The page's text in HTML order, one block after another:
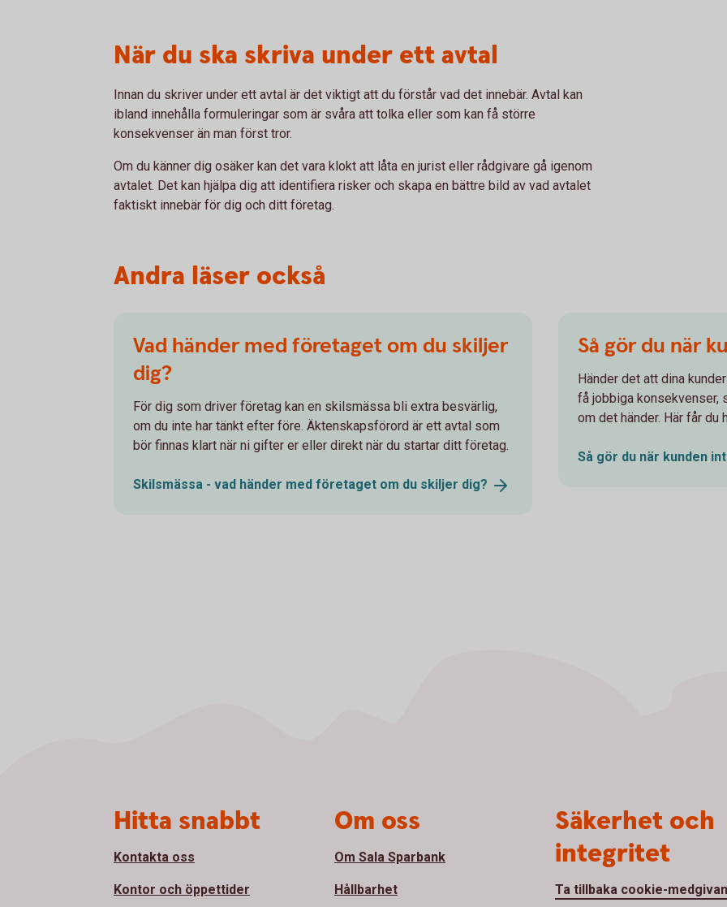
När du ska skriva under ett avtal
Innan du skriver under ett avtal är det viktigt att du förstår vad det innebär. Avtal kan
ibland innehålla formuleringar som är svåra att tolka eller som kan få större
konsekvenser än man först tror.
Om du känner dig osäker kan det vara klokt att låta en jurist eller rådgivare gå igenom
avtalet. Det kan hjälpa dig att identifiera risker och skapa en bättre bild av vad avtalet
faktiskt innebär för dig och ditt företag.
Andra läser också
Vad händer med företaget om du skiljer
dig?
För dig som driver företag kan en skilsmässa bli extra besvärlig,
om du inte har tänkt efter före. Äktenskapsförord är ett avtal som
bör finnas klart när ni gifter er eller direkt när du startar ditt företag.
Skilsmässa - vad händer med företaget om du skiljer dig?
Så gör du när
Händer det att dina
få jobbiga konsekvenser,
om det händer. Här får du
Så gör du när kunden
Hitta snabbt
Kontakta oss
Kontor och öppettider
Om oss
Om Sala Sparbank
Hållbarhet
Säkerhet och
integritet
Ta tillbaka cookie-